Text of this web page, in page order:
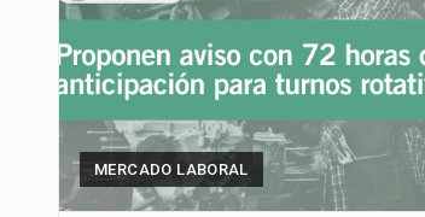
Los créditos
La industria
La inversión fija
El gobierno de
MERCADO LABORAL